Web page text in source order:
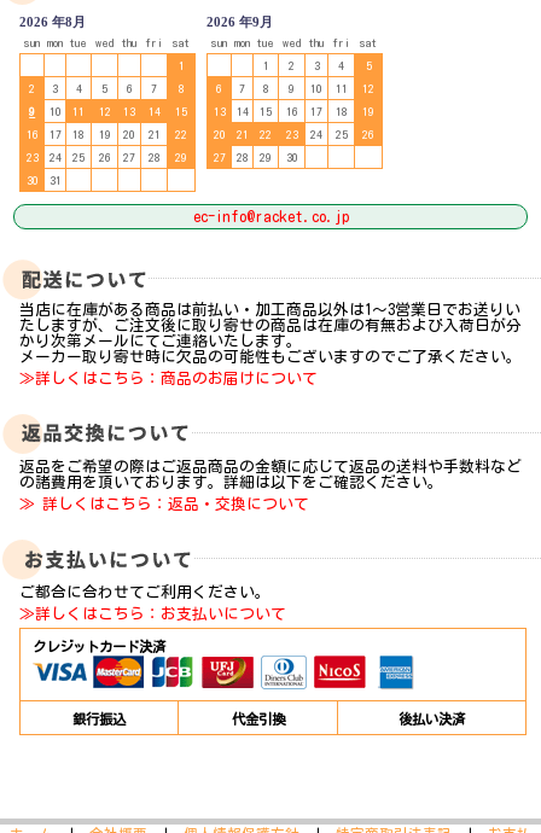
2026 年8月
sun mon tue wed thu fri
sat
1
2
3 4 5 6 7
8
9
10 11 12 13 14
15
16
17 18 19 20 21
22
23
24 25 26 27 28
29
30
31
2026 年9月
sun mon tue wed thu fri
sat
1
2 3 4
5
6
7 8 9 10 11
12
13
14 15 16 17 18
19
20
21 22 23 24 25
26
27
28 29 30
ec-info@racket.co.jp
当店に在庫がある商品は前払い・加工商品以外は1～3営業日でお送りい
たしますが、ご注文後に取り寄せの商品は在庫の有無および入荷日が分
かり次第メールにてご連絡いたします。
メーカー取り寄せ時に欠品の可能性もございますのでご了承ください。
≫詳しくはこちら：商品のお届けについて
返品をご希望の際はご返品商品の金額に応じて返品の送料や手数料など
の諸費用を頂いております。詳細は以下をご確認ください。
≫ 詳しくはこちら：返品・交換について
ご都合に合わせてご利用ください。
≫詳しくはこちら：お支払いについて
クレジットカード決済
銀行振込 代金引換 後払い決済